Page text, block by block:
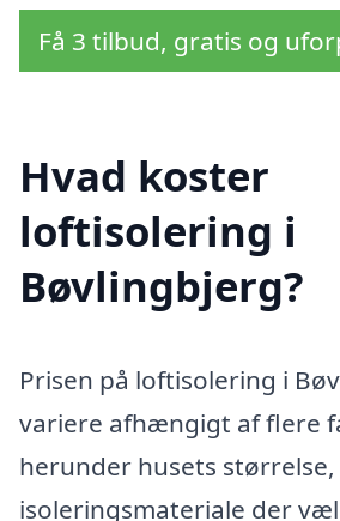
Få 3 tilbud, gratis og
Hvad koster
loftisolering i
Bøvlingbjerg?
Prisen på loftisolering i
variere afhængigt af flere
herunder husets
isoleringsmateriale der